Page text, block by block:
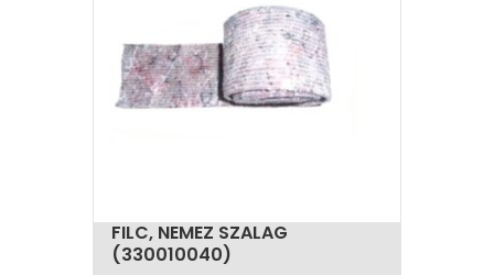
FILC, NEMEZ SZALAG
(330010040)